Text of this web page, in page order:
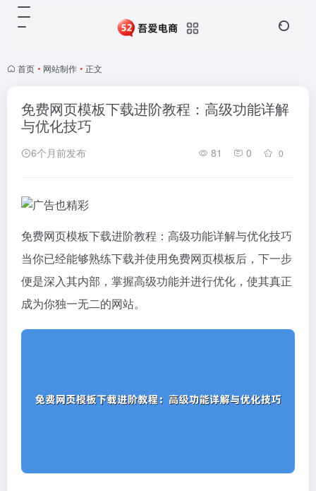
首页 • 网站制作 • 正文
免费网页模板下载进阶教程：高级功能详解
与优化技巧
6个月前发布 81 0 0
免费网页模板下载进阶教程：高级功能详解与优化技巧
当你已经能够熟练下载并使用免费网页模板后，下一步
便是深入其内部，掌握高级功能并进行优化，使其真正
成为你独一无二的网站。